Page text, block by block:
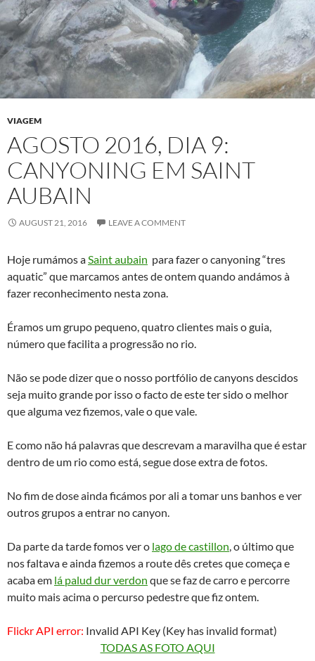
VIAGEM
AGOSTO 2016, DIA 9:
CANYONING EM SAINT
AUBAIN
AUGUST 21, 2016 LEAVE A COMMENT
Hoje rumámos a Saint aubain para fazer o canyoning “tres
aquatic” que marcamos antes de ontem quando andámos à
fazer reconhecimento nesta zona.
Éramos um grupo pequeno, quatro clientes mais o guia,
número que facilita a progressão no rio.
Não se pode dizer que o nosso portfólio de canyons descidos
seja muito grande por isso o facto de este ter sido o melhor
que alguma vez fizemos, vale o que vale.
E como não há palavras que descrevam a maravilha que é estar
dentro de um rio como está, segue dose extra de fotos.
No fim de dose ainda ficámos por ali a tomar uns banhos e ver
outros grupos a entrar no canyon.
Da parte da tarde fomos ver o lago de castillon , o último que
nos faltava e ainda fizemos a route dês cretes que começa e
acaba em lá palud dur verdon que se faz de carro e percorre
muito mais acima o percurso pedestre que fiz ontem.
Flickr API error: Invalid API Key (Key has invalid format)
TODAS AS FOTO AQUI